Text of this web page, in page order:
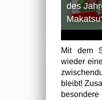
des
Mit dem
wieder
bleibt!